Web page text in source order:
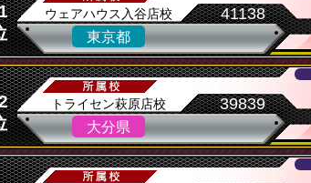
ウェアハウス入谷店校
東京都
41138
トライセン萩原店校
大分県
39839